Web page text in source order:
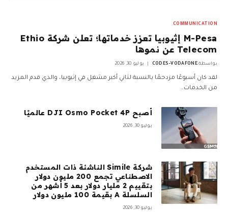
COMMUNICATION
M-Pesa إثيوبيا تعزز خدماتها؛ تعلن شركة Ethio
Telecom عن نموها
بواسطة CODES-VODAFONE يوليو 30, 2026
لقد كان أسبوعًا مزدحمًا بالنسبة لثاني أكبر مشغل في إثيوبيا، والذي قدم المزيد
من الخدمات…
أصبح DJI Osmo Pocket 4P عالميًا
يوليو 30, 2026
شركة Simile الناشئة ذات المستخدم
الاصطناعي تجمع 200 مليون دولار
بتقييم 2 مليار دولار بعد 5 أشهر من
السلسلة A بقيمة 100 مليون دولار
يوليو 30, 2026